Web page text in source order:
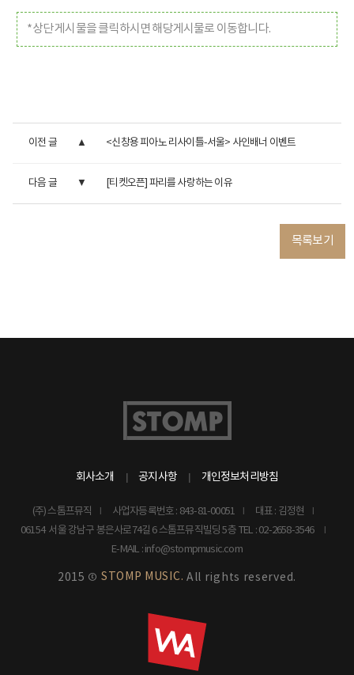
*상단 게시물을 클릭하시면 해당게시물로 이동합니다.
이전 글 <신창용 피아노 리사이틀-서울> 사인배너 이벤트
다음 글 [티켓오픈] 파리를 사랑하는 이유
목록보기
회사소개 공지사항 개인정보처리방침
(주) 스톰프뮤직 사업자등록번호 : 843-81-00051
대표 : 김정현
06154 서울 강남구 봉은사로74길 6 스톰프뮤직빌딩 5층 TEL : 02-2658-3546
E-MAIL : info@stompmusic.com
2015 © STOMP MUSIC. All rights reserved.